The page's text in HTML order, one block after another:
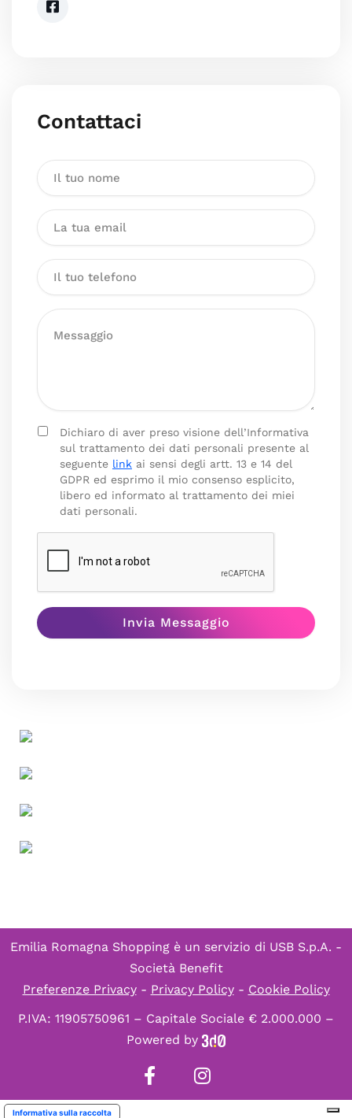
Contattaci
Dichiaro di aver preso visione dell’Informativa
sul trattamento dei dati personali presente al
seguente link ai sensi degli artt. 13 e 14 del
GDPR ed esprimo il mio consenso esplicito,
libero ed informato al trattamento dei miei
dati personali.
Emilia Romagna Shopping è un servizio di USB S.p.A. -
Società Benefit
Preferenze Privacy- Privacy Policy- Cookie Policy
P.IVA: 11905750961 – Capitale Sociale € 2.000.000 –
Powered by
Informativa sulla raccolta